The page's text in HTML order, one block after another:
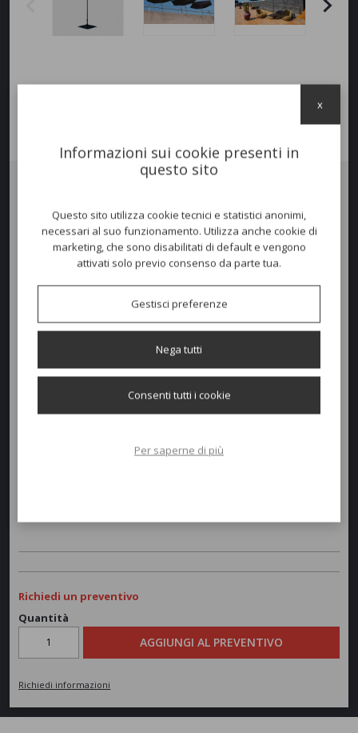
Innovativo concept didesignche si distingue per un’estetica
minimalista e un nuovo approccio alla creazione di ombra.
l’arredamento contract, è perfetto per spiagge, bordi piscina e resort
di lusso, combinando funzionalità e design ricercato per
Nero o Bianco
350gr/m2.
Richiedi un preventivo
Quantità
AGGIUNGI AL PREVENTIVO
Richiedi informazioni
Informazioni sui cookie presenti in
questo sito
Questo sito utilizza cookie tecnici e statistici anonimi,
necessari al suo funzionamento. Utilizza anche cookie di
marketing, che sono disabilitati di default e vengono
attivati solo previo consenso da parte tua.
Gestisci preferenze
Nega tutti
Consenti tutti i cookie
Per saperne di più
x